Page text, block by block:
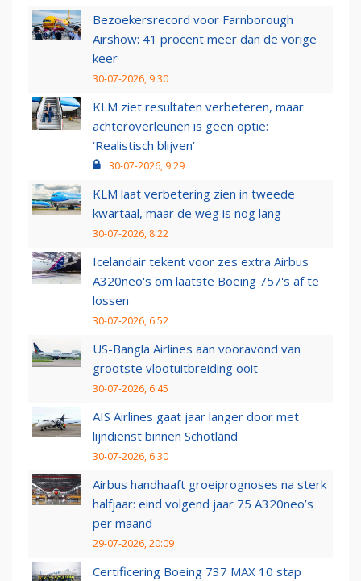
Bezoekersrecord voor Farnborough
Airshow: 41 procent meer dan de vorige
keer
30-07-2026, 9:30
KLM ziet resultaten verbeteren, maar
achteroverleunen is geen optie:
‘Realistisch blijven’
30-07-2026, 9:29
KLM laat verbetering zien in tweede
kwartaal, maar de weg is nog lang
30-07-2026, 8:22
Icelandair tekent voor zes extra Airbus
A320neo's om laatste Boeing 757's af te
lossen
30-07-2026, 6:52
US-Bangla Airlines aan vooravond van
grootste vlootuitbreiding ooit
30-07-2026, 6:45
AIS Airlines gaat jaar langer door met
lijndienst binnen Schotland
30-07-2026, 6:30
Airbus handhaaft groeiprognoses na sterk
halfjaar: eind volgend jaar 75 A320neo’s
per maand
29-07-2026, 20:09
Certificering Boeing 737 MAX 10 stap